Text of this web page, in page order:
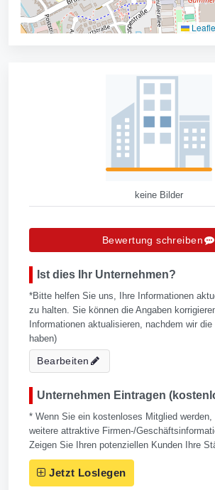
keine Bilder
Bewertung schreiben
Ist dies Ihr Unternehmen?
*Bitte helfen Sie uns, Ihre Informationen
zu halten. Sie können die Angaben
Informationen aktualisieren, nachdem wir
haben)
Bearbeiten
Unternehmen Eintragen
* Wenn Sie ein kostenloses Mitglied werden,
weitere attraktive Firmen-/
Zeigen Sie Ihren potenziellen Kunden Ihre
Jetzt Loslegen